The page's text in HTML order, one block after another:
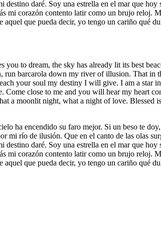
daré. Soy una estrella en el mar que
mi corazón contento latir como un brujo reloj.
que pueda decir, yo tengo un cariño qué
to dream, the sky has already lit its best
barcarola down my river of illusion. That in
your soul my destiny I will give. I am a star
close to me and you will hear my heart
a moonlit night, what a night of love. Blessed
ha encendido su faro mejor. Si un beso te
mi río de ilusión. Que en el canto de las olas
daré. Soy una estrella en el mar que
mi corazón contento latir como un brujo reloj.
que pueda decir, yo tengo un cariño qué